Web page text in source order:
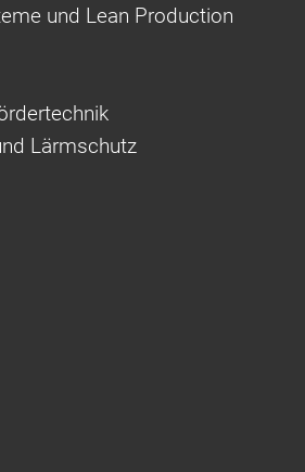
und Lean Production
Lärmschutz